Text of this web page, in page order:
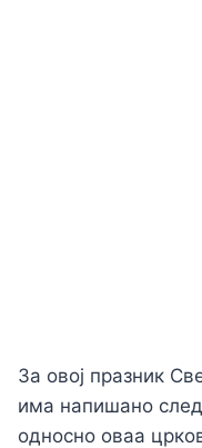
За овој празник
има напишано
односно оваа